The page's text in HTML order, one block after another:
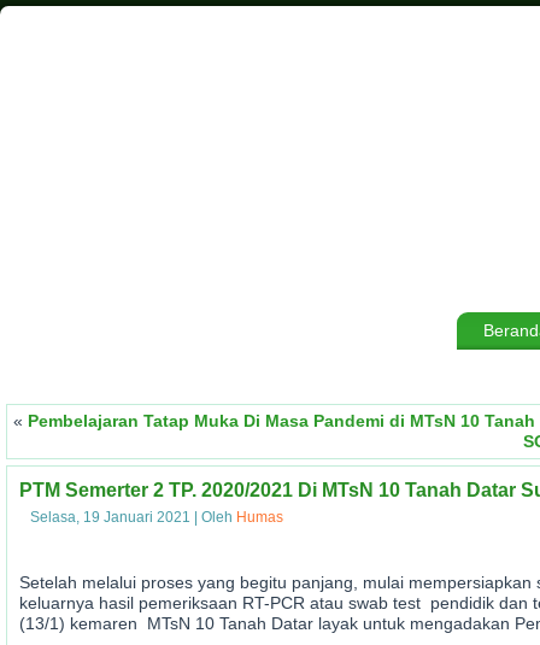
« Pembelajaran Tatap Muka Di Masa Pandemi di MTsN 10 Tanah
PTM Semerter 2 TP. 2020/2021 Di MTsN 10 Tanah Datar
Selasa, 19 Januari 2021 Oleh Humas
Setelah melalui proses yang begitu panjang, mulai
keluarnya hasil pemeriksaan RT-PCR atau swab test pendidik
(13/1) kemaren MTsN 10 Tanah Datar layak untuk mengadakan